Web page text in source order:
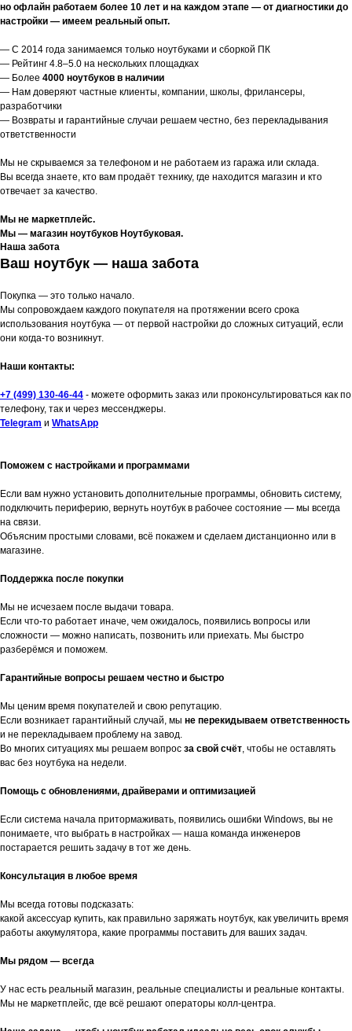
но офлайн работаем более 10 лет и на каждом этапе — от диагностики до
настройки — имеем реальный опыт.
— С 2014 года занимаемся только ноутбуками и сборкой ПК
— Рейтинг 4.8–5.0 на нескольких площадках
— Более 4000 ноутбуков в наличии
— Нам доверяют частные клиенты, компании, школы, фрилансеры,
разработчики
— Возвраты и гарантийные случаи решаем честно, без перекладывания
ответственности
Мы не скрываемся за телефоном и не работаем из гаража или склада.
Вы всегда знаете, кто вам продаёт технику, где находится магазин и кто
отвечает за качество.
Мы не маркетплейс.
Мы — магазин ноутбуков Ноутбуковая.
Наша забота
Ваш ноутбук — наша забота
Покупка — это только начало.
Мы сопровождаем каждого покупателя на протяжении всего срока
использования ноутбука — от первой настройки до сложных ситуаций, если
они когда-то возникнут.
Наши контакты:
+7 (499) 130-46-44 - можете оформить заказ или проконсультироваться как по
телефону, так и через мессенджеры.
Telegram и WhatsApp
Поможем с настройками и программами
Если вам нужно установить дополнительные программы, обновить систему,
подключить периферию, вернуть ноутбук в рабочее состояние — мы всегда
на связи.
Объясним простыми словами, всё покажем и сделаем дистанционно или в
магазине.
Поддержка после покупки
Мы не исчезаем после выдачи товара.
Если что-то работает иначе, чем ожидалось, появились вопросы или
сложности — можно написать, позвонить или приехать. Мы быстро
разберёмся и поможем.
Гарантийные вопросы решаем честно и быстро
Мы ценим время покупателей и свою репутацию.
Если возникает гарантийный случай, мы не перекидываем ответственность
и не перекладываем проблему на завод.
Во многих ситуациях мы решаем вопрос за свой счёт, чтобы не оставлять
вас без ноутбука на недели.
Помощь с обновлениями, драйверами и оптимизацией
Если система начала притормаживать, появились ошибки Windows, вы не
понимаете, что выбрать в настройках — наша команда инженеров
постарается решить задачу в тот же день.
Консультация в любое время
Мы всегда готовы подсказать:
какой аксессуар купить, как правильно заряжать ноутбук, как увеличить время
работы аккумулятора, какие программы поставить для ваших задач.
Мы рядом — всегда
У нас есть реальный магазин, реальные специалисты и реальные контакты.
Мы не маркетплейс, где всё решают операторы колл-центра.